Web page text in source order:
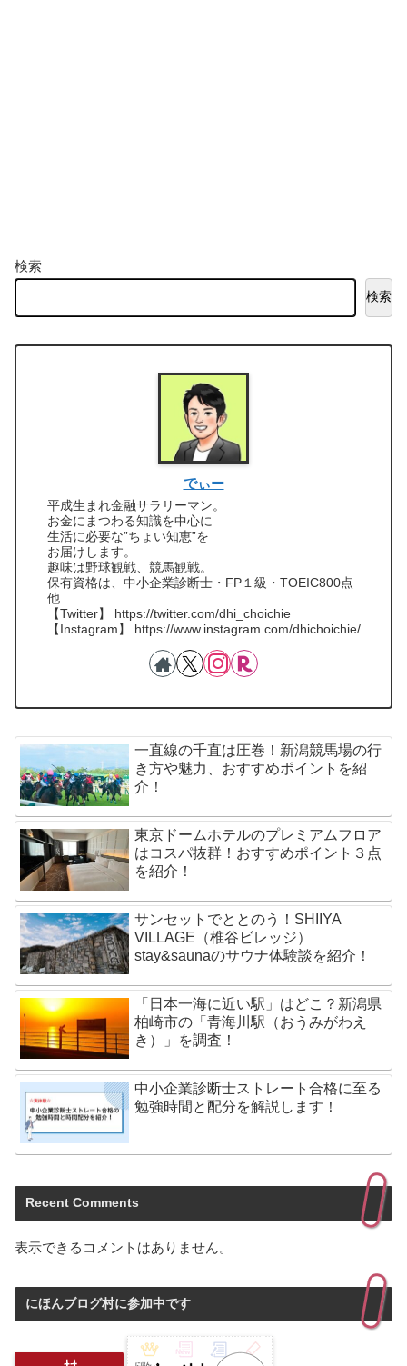
検索
検索
でぃー
平成生まれ金融サラリーマン。
お金にまつわる知識を中心に
生活に必要な”ちょい知恵”を
お届けします。
趣味は野球観戦、競馬観戦。
保有資格は、中小企業診断士・FP１級・TOEIC800点
他
【Twitter】 https://twitter.com/dhi_choichie
【Instagram】 https://www.instagram.com/dhichoichie/
一直線の千直は圧巻！新潟競馬場の行
き方や魅力、おすすめポイントを紹
介！
東京ドームホテルのプレミアムフロア
はコスパ抜群！おすすめポイント３点
を紹介！
サンセットでととのう！SHIIYA
VILLAGE（椎谷ビレッジ）
stay&saunaのサウナ体験談を紹介！
「日本一海に近い駅」はどこ？新潟県
柏崎市の「青海川駅（おうみがわえ
き）」を調査！
中小企業診断士ストレート合格に至る
勉強時間と配分を解説します！
Recent Comments
表示できるコメントはありません。
にほんブログ村に参加中です